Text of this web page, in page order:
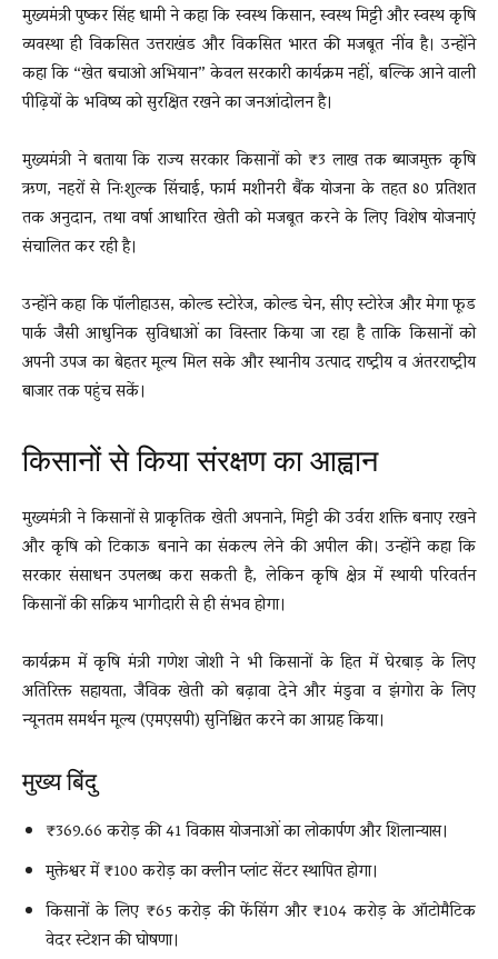
मुख्यमंत्री पुष्कर सिंह धामी ने कहा कि स्वस्थ किसान, स्वस्थ मिट्टी और स्वस्थ कृषि
व्यवस्था ही विकसित उत्तराखंड और विकसित भारत की मजबूत नींव है। उन्होंने
कहा कि “खेत बचाओ अभियान” केवल सरकारी कार्यक्रम नहीं, बल्कि आने वाली
पीढ़ियों के भविष्य को सुरक्षित रखने का जनआंदोलन है।
मुख्यमंत्री ने बताया कि राज्य सरकार किसानों को ₹3 लाख तक ब्याजमुक्त कृषि
ऋण, नहरों से निःशुल्क सिंचाई, फार्म मशीनरी बैंक योजना के तहत 80 प्रतिशत
तक अनुदान, तथा वर्षा आधारित खेती को मजबूत करने के लिए विशेष योजनाएं
संचालित कर रही है।
उन्होंने कहा कि पॉलीहाउस, कोल्ड स्टोरेज, कोल्ड चेन, सीए स्टोरेज और मेगा फूड
पार्क जैसी आधुनिक सुविधाओं का विस्तार किया जा रहा है ताकि किसानों को
अपनी उपज का बेहतर मूल्य मिल सके और स्थानीय उत्पाद राष्ट्रीय व अंतरराष्ट्रीय
बाजार तक पहुंच सकें।
किसानों से किया संरक्षण का आह्वान
मुख्यमंत्री ने किसानों से प्राकृतिक खेती अपनाने, मिट्टी की उर्वरा शक्ति बनाए रखने
और कृषि को टिकाऊ बनाने का संकल्प लेने की अपील की। उन्होंने कहा कि
सरकार संसाधन उपलब्ध करा सकती है, लेकिन कृषि क्षेत्र में स्थायी परिवर्तन
किसानों की सक्रिय भागीदारी से ही संभव होगा।
कार्यक्रम में कृषि मंत्री गणेश जोशी ने भी किसानों के हित में घेरबाड़ के लिए
अतिरिक्त सहायता, जैविक खेती को बढ़ावा देने और मंडुवा व झंगोरा के लिए
न्यूनतम समर्थन मूल्य (एमएसपी) सुनिश्चित करने का आग्रह किया।
मुख्य बिंदु
₹369.66 करोड़ की 41 विकास योजनाओं का लोकार्पण और शिलान्यास।
मुक्तेश्वर में ₹100 करोड़ का क्लीन प्लांट सेंटर स्थापित होगा।
किसानों के लिए ₹65 करोड़ की फेंसिंग और ₹104 करोड़ के ऑटोमैटिक
वेदर स्टेशन की घोषणा।